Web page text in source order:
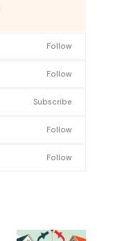
Follow
Follow
Subscribe
Follow
Follow